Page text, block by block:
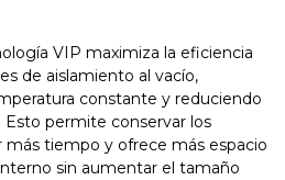
VIP maximiza la eficiencia
de aislamiento al vacío,
constante y reduciendo
permite conservar los
más tiempo y ofrece más espacio
sin aumentar el tamaño